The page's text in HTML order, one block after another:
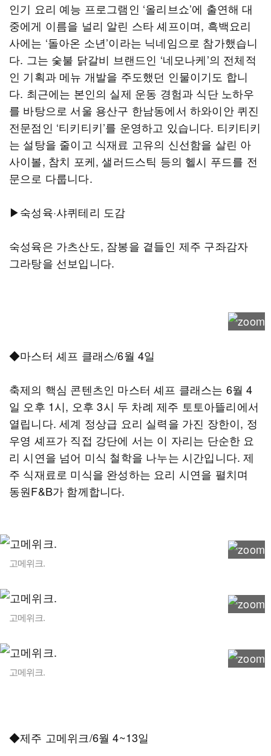
인기 요리 예능 프로그램인 ‘올리브쇼’에 출연해 대
중에게 이름을 널리 알린 스타 셰프이며, 흑백요리
사에는 ‘돌아온 소년’이라는 닉네임으로 참가했습니
다. 그는 숯불 닭갈비 브랜드인 ‘네모나케’의 전체적
인 기획과 메뉴 개발을 주도했던 인물이기도 합니
다. 최근에는 본인의 실제 운동 경험과 식단 노하우
를 바탕으로 서울 용산구 한남동에서 하와이안 퀴진
전문점인 ‘티키티키’를 운영하고 있습니다. 티키티키
는 설탕을 줄이고 식재료 고유의 신선함을 살린 아
사이볼, 참치 포케, 샐러드스틱 등의 헬시 푸드를 전
문으로 다룹니다.
▶숙성육·샤퀴테리 도감
숙성육은 가츠산도, 잠봉을 곁들인 제주 구좌감자
그라탕을 선보입니다.
◆마스터 셰프 클래스/6월 4일
축제의 핵심 콘텐츠인 마스터 셰프 클래스는 6월 4
일 오후 1시, 오후 3시 두 차례 제주 토토아뜰리에서
열립니다. 세계 정상급 요리 실력을 가진 장한이, 정
우영 셰프가 직접 강단에 서는 이 자리는 단순한 요
리 시연을 넘어 미식 철학을 나누는 시간입니다. 제
주 식재료로 미식을 완성하는 요리 시연을 펼치며
동원F&B가 함께합니다.
고메위크.
고메위크.
고메위크.
◆제주 고메위크/6월 4~13일